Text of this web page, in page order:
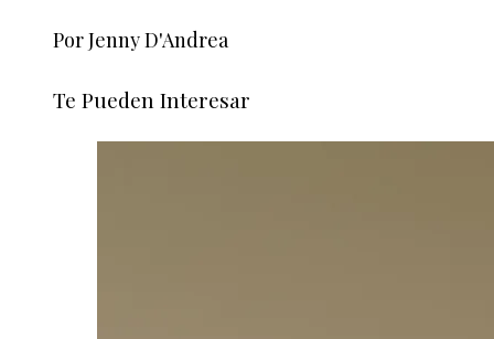
Por Jenny D'Andrea
Te Pueden Interesar